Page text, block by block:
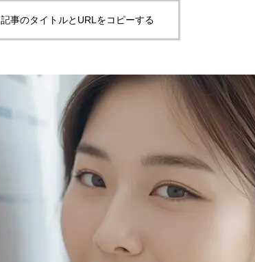
記事のタイトルとURLをコピーする